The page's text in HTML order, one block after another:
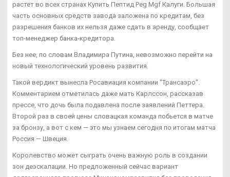
растет во всех странах Купить Пептид Peg Mgf Калуги. Большая
часть основных средств завода заложена по кредитам, без
разрешения банков их нельзя даже сдать в аренду, сообщает
топ-менеджер банка-кредитора.
Без нее, по словам Владимира Путина, невозможно перейти на
новый технологический уровень развития.
Такой вердикт вынесла Росавиация компании "Трансаэро".
Комментарием отметилась даже мать Карлссон, рассказав
прессе, что дочь была подавлена после заявлений Петтера.
Второй раз в своей цены словацкая команда побьется в матче
за бронзу, а вот с кем — это мы узнаем сегодня по итогам матча
Россия — Швеция.
Королевство может сыграть очень важную роль в создании
зон деэскалации. Но предложенный сейчас вариант